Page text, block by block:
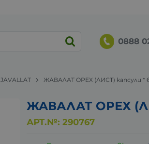
0888
JAVALLAT ЖАВАЛАТ ОРЕХ (ЛИСТ) капсули *
ЖАВАЛАТ ОРЕХ
АРТ.№: 290767